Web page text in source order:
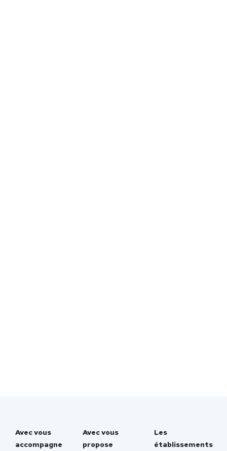
Avec vous
accompagne
Avec vous
propose
Les
établissements